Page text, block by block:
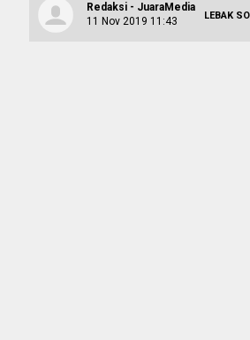
Redaksi - JuaraMedia
11 Nov 2019 11:43
LEBAK